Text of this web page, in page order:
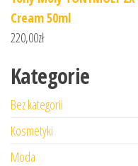
Cream 50ml
220,00zł
Kategorie
Bez kategorii
Kosmetyki
Moda